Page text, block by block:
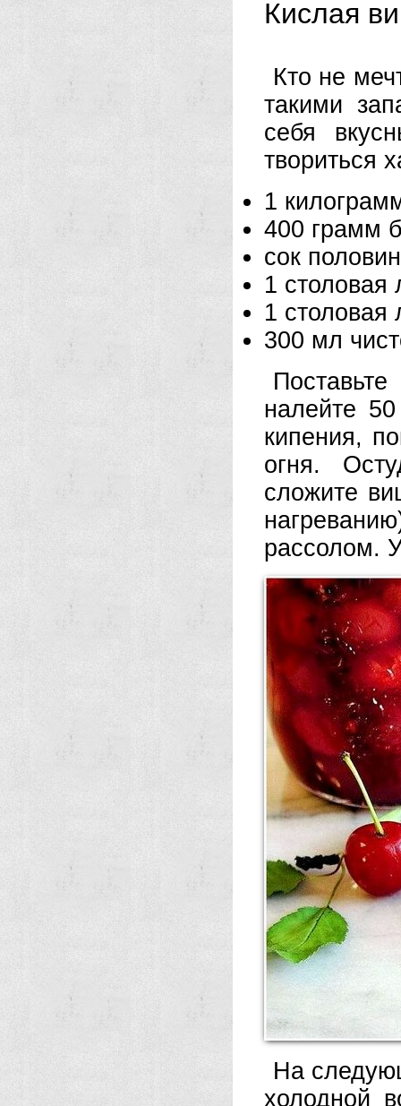
Кислая
Кто не
такими
себя
твориться
1
400 грамм
сок
1 столовая
1 столовая
300 мл
налейте
кипения,
огня.
сложите
рассолом.
На
холодной